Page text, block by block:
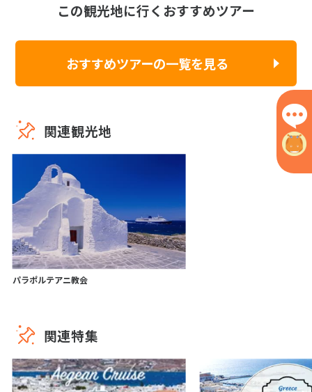
この観光地に行くおすすめツアー
おすすめツアーの一覧を見る
関連観光地
パラポルテアニ教会
関連特集